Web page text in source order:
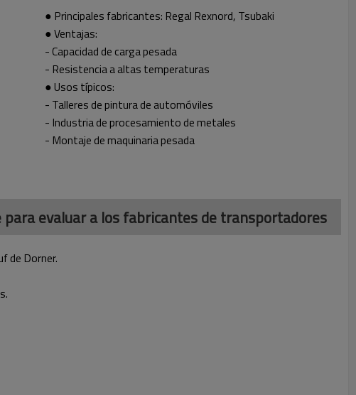
● Principales fabricantes: Regal Rexnord, Tsubaki
● Ventajas:
- Capacidad de carga pesada
- Resistencia a altas temperaturas
● Usos típicos:
- Talleres de pintura de automóviles
- Industria de procesamiento de metales
- Montaje de maquinaria pesada
para evaluar a los fabricantes de transportadores
de Dorner.